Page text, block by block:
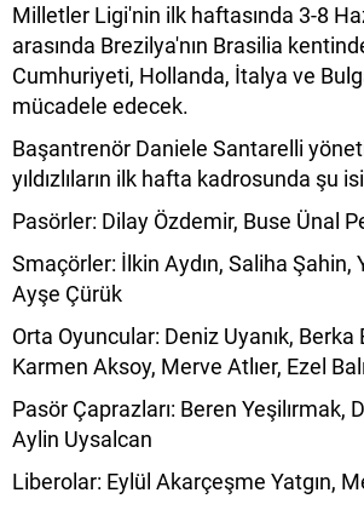
Milletler Ligi'nin ilk haftasında 3-8
arasında Brezilya'nın Brasilia
Cumhuriyeti, Hollanda, İtalya ve
mücadele edecek.
Başantrenör Daniele Santarelli
yıldızlıların ilk hafta kadrosunda şu
Pasörler: Dilay Özdemir, Buse Ünal
Smaçörler: İlkin Aydın, Saliha Şahin,
Ayşe Çürük
Orta Oyuncular: Deniz Uyanık, Berka
Karmen Aksoy, Merve Atlıer, Ezel
Pasör Çaprazları: Beren Yeşilırmak,
Aylin Uysalcan
Liberolar: Eylül Akarçeşme Yatgın,